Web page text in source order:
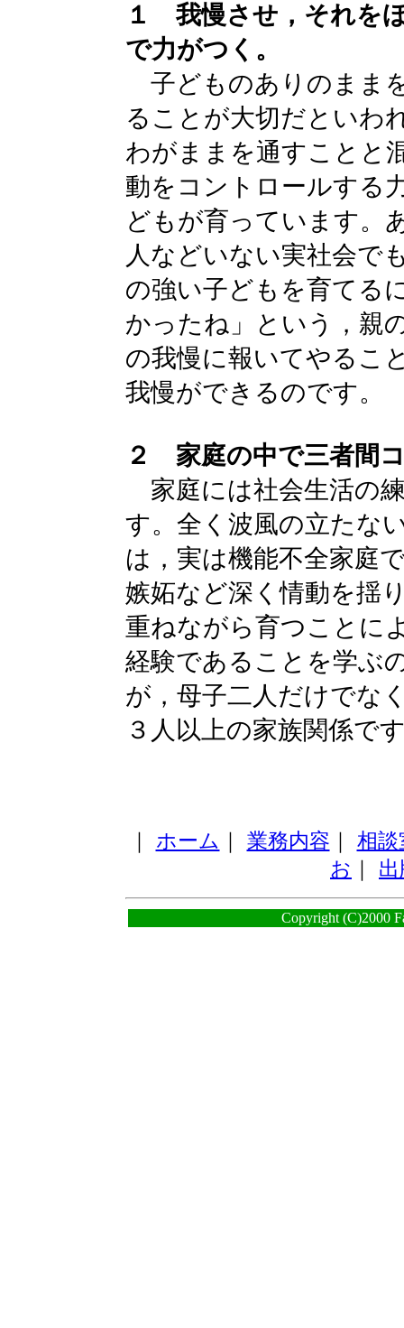
１ 我慢させ，それを
で力がつく。
子どものありのまま
ることが大切だといわ
わがままを通すことと
動をコントロールする
どもが育っています。
人などいない実社会で
の強い子どもを育てる
かったね」という，親
の我慢に報いてやるこ
我慢ができるのです。
２ 家庭の中で三者間
家庭には社会生活の
す。全く波風の立たな
は，実は機能不全家庭
嫉妬など深く情動を揺
重ねながら育つことに
経験であることを学ぶ
が，母子二人だけでな
３人以上の家族関係で
ホーム 業務内容
相談
お
Copyright (C)2000